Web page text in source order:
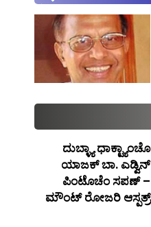
ದುಬ್ಳ್ಯಾ ಧಾಕ್ಟ್ಯಾಂಚೊ
ಯಾಜಕ್ ಬಾ. ಎಡ್ವಿನ್
ಪಿಂಟೊಚೆಂ ಸಪಣ್ –
ಮೌಂಟ್ ರೋಜರಿ ಆಸ್ಪತ್ರ್